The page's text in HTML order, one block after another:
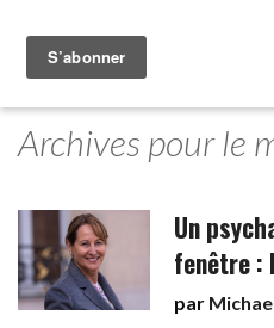
Archives pour le
Un
fenêtre :
par